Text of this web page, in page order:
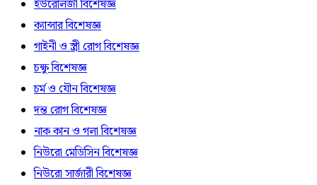
ইউরোলজী বিশেষজ্ঞ
ক্যান্সার বিশেষজ্ঞ
গাইনী ও স্ত্রী রোগ বিশেষজ্ঞ
চক্ষু বিশেষজ্ঞ
চর্ম ও যৌন বিশেষজ্ঞ
দন্ত রোগ বিশেষজ্ঞ
নাক কান ও গলা বিশেষজ্ঞ
নিউরো মেডিসিন বিশেষজ্ঞ
নিউরো সার্জারী বিশেষজ্ঞ